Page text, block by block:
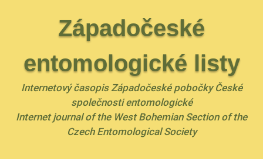
Západočeské
entomologické listy
Internetový časopis Západočeské pobočky České
společnosti entomologické
Internet journal of the West Bohemian Section of the
Czech Entomological Society